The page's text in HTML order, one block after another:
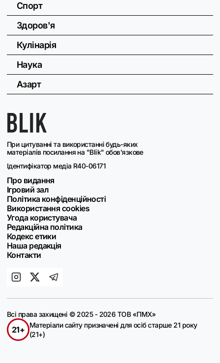
При цитуванні та використанні будь-яких
матеріалів посилання на "Blik" обов'язкове
Ідентифікатор медіа R40-06171
Про видання
Ігровий зал
Політика конфіденційності
Використання cookies
Угода користувача
Редакційна політика
Кодекс етики
Наша редакція
Контакти
Спорт
Здоров'я
Кулінарія
Наука
Азарт
Всі права захищені © 2025 - 2026 ТОВ «ПМХ»
21+
Матеріали сайту призначені для осіб старше 21 року
(21+)